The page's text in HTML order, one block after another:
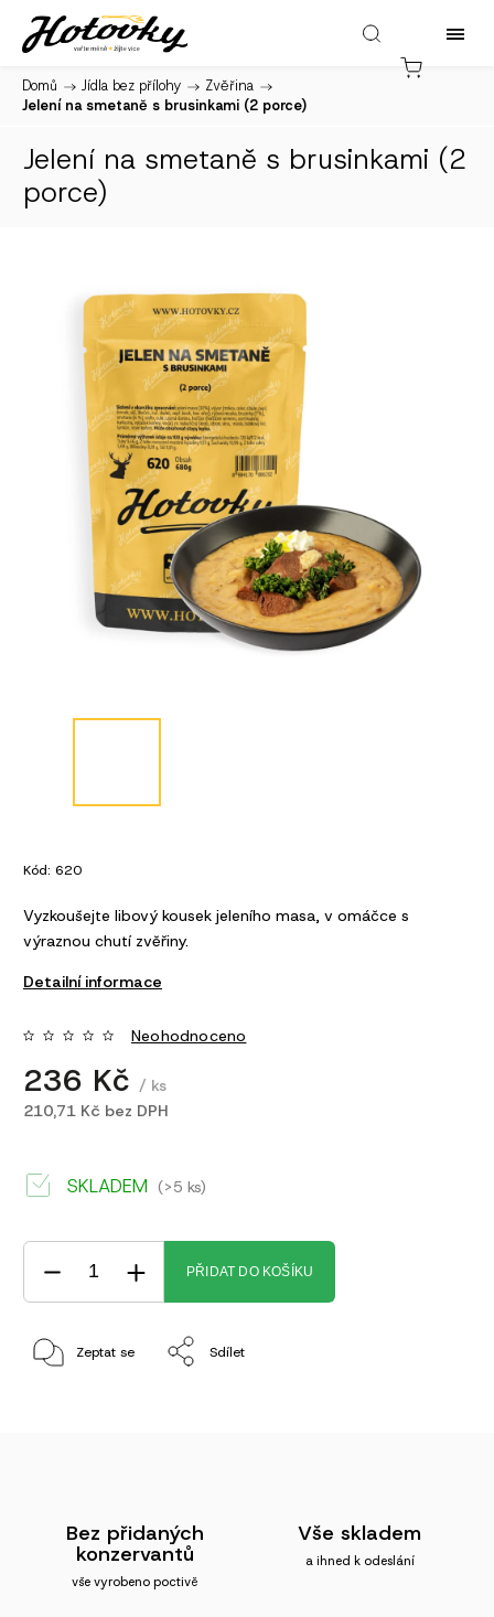
Domů / Jídla bez přílohy / Zvěřina /
Jelení na smetaně s brusinkami (2 porce)
Jelení na smetaně s brusinkami (2
porce)
Kód: 620
Vyzkoušejte libový kousek jeleního masa, v omáčce s
výraznou chutí zvěřiny.
Detailní informace
Neohodnoceno
236 Kč / ks
210,71 Kč bez DPH
SKLADEM (>5 ks)
PŘIDAT DO KOŠÍKU
Zeptat se Sdílet
Bez přidaných
konzervantů
vše vyrobeno poctivě
Vše skladem
a ihned k odeslání